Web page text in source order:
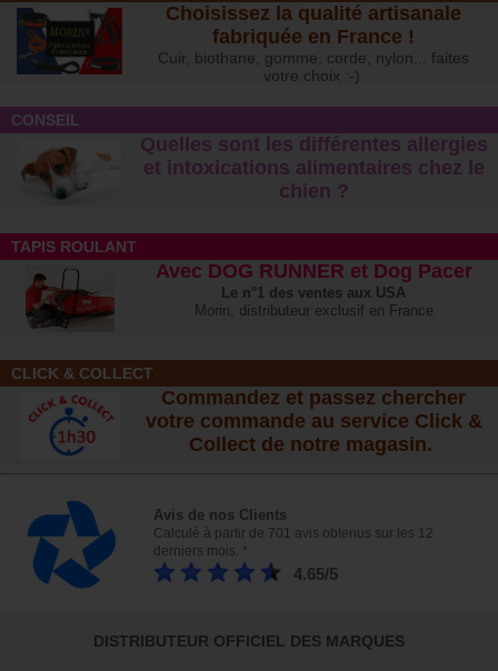
Choisissez la qualité artisanale
fabriquée en France !
Cuir, biothane, gomme, corde, nylon... faites
votre choix :-)
CONSEIL
Quelles sont les différentes allergies
et intoxications alimentaires chez le
chien ?
TAPIS ROULANT
Avec DOG RUNNER et Dog Pacer
Le n°1 des ventes aux USA
Morin, distributeur exclusif en France
CLICK & COLLECT
Commandez et passez chercher
votre commande au service Click &
Collect de notre magasin.
Avis de nos Clients
Calculé à partir de 701 avis obtenus sur les 12
derniers mois. *
4.65/5
DISTRIBUTEUR OFFICIEL DES MARQUES